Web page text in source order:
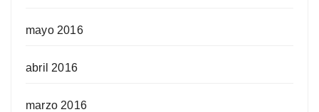
mayo 2016
abril 2016
marzo 2016